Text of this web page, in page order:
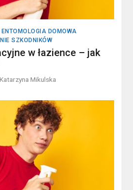
ENTOMOLOGIA DOMOWA
SZKODNIKÓW
w łazience – jak
Katarzyna Mikulska